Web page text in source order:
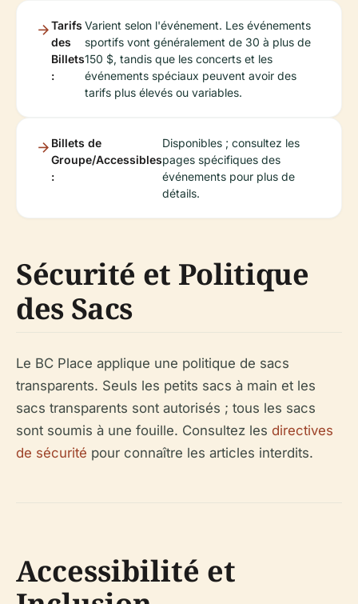
Tarifs
des
Billets
:
Varient selon l'événement. Les événements
sportifs vont généralement de 30 à plus de
150 $, tandis que les concerts et les
événements spéciaux peuvent avoir des
tarifs plus élevés ou variables.
Billets de
Groupe/Accessibles
:
Disponibles ; consultez les
pages spécifiques des
événements pour plus de
détails.
Sécurité et Politique
des Sacs
Le BC Place applique une politique de sacs
transparents. Seuls les petits sacs à main et les
sacs transparents sont autorisés ; tous les sacs
sont soumis à une fouille. Consultez les directives
de sécurité pour connaître les articles interdits.
Accessibilité et